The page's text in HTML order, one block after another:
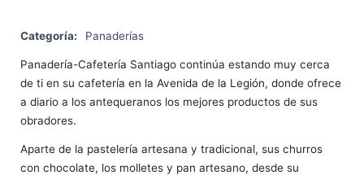
Categoría: Panaderías
Panadería-Cafetería Santiago continúa estando muy cerca
de ti en su cafetería en la Avenida de la Legión, donde ofrece
a diario a los antequeranos los mejores productos de sus
obradores.
Aparte de la pastelería artesana y tradicional, sus churros
con chocolate, los molletes y pan artesano, desde su